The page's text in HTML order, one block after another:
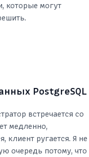
которые могут
PostgreSQL
встречается со
медленно,
клиент ругается. Я не
очередь потому, что